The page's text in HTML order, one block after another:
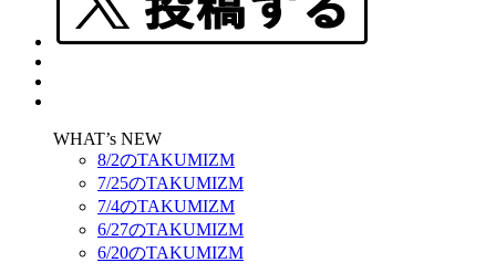
WHAT’s NEW
8/2のTAKUMIZM
7/25のTAKUMIZM
7/4のTAKUMIZM
6/27のTAKUMIZM
6/20のTAKUMIZM